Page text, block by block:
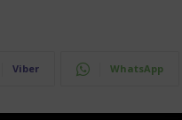
Viber WhatsApp